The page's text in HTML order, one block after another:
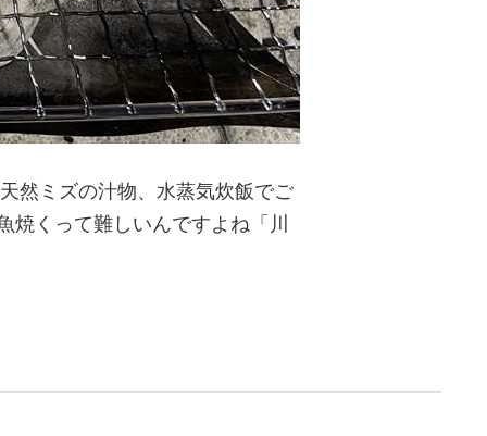
然ミズの汁物、水蒸気炊飯でご
くって難しいんですよね「川